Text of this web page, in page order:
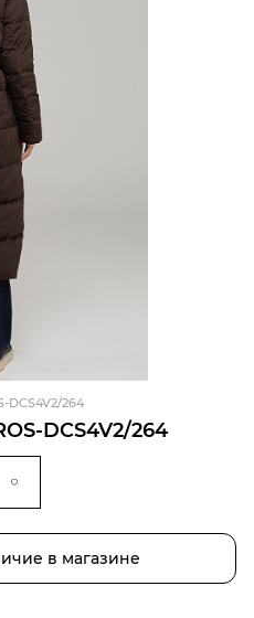
DCS4V2/264
DCS4V2/264
в магазине